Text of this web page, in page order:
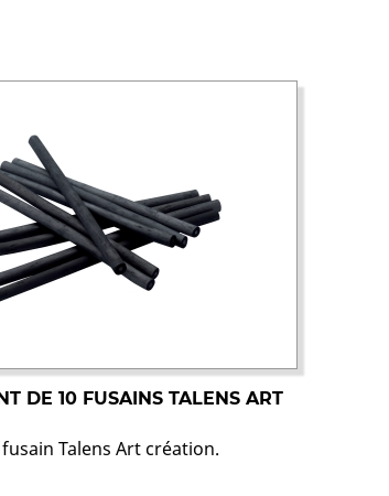
DE 10 FUSAINS TALENS ART
Talens Art création.